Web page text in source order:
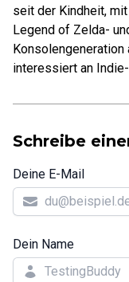
seit der Kindheit,
Legend of Zelda-
Konsolengeneration
interessiert an
Schreibe
Deine E-Mail
Dein Name